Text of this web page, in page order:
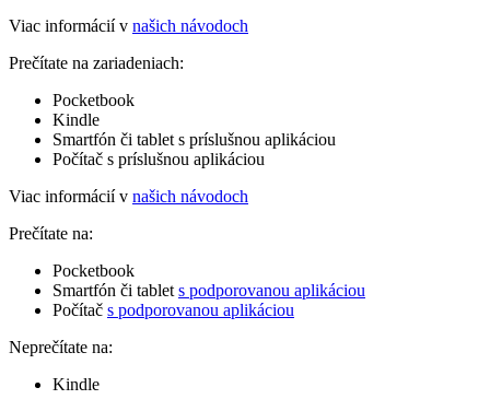
Viac informácií v našich návodoch
Prečítate na zariadeniach:
Pocketbook
Kindle
Smartfón či tablet s príslušnou aplikáciou
Počítač s príslušnou aplikáciou
Viac informácií v našich návodoch
Prečítate na:
Pocketbook
Smartfón či tablet s podporovanou aplikáciou
Počítač s podporovanou aplikáciou
Neprečítate na:
Kindle